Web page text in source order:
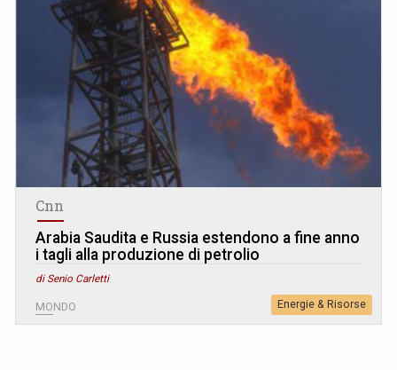
Cnn
Arabia Saudita e Russia estendono a fine anno
i tagli alla produzione di petrolio
di Senio Carletti
MONDO Energie & Risorse